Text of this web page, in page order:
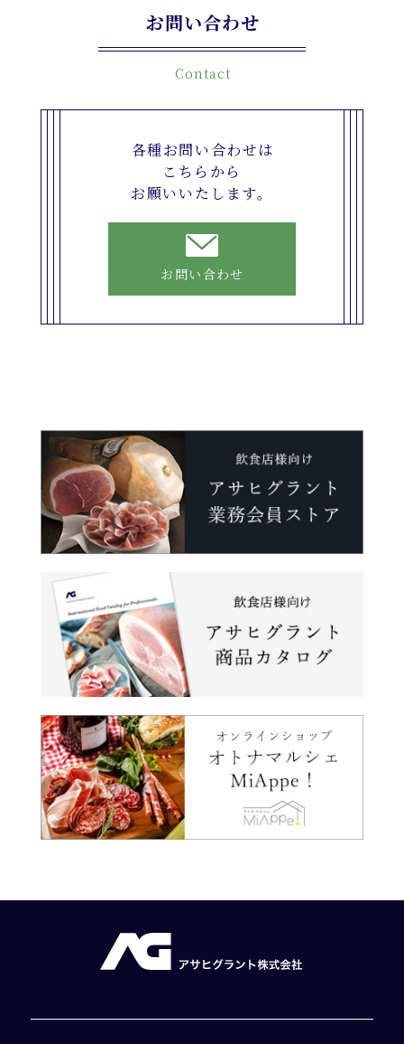
お問い合わせ
Contact
各種お問い合わせは
こちらから
お願いいたします。
お問い合わせ